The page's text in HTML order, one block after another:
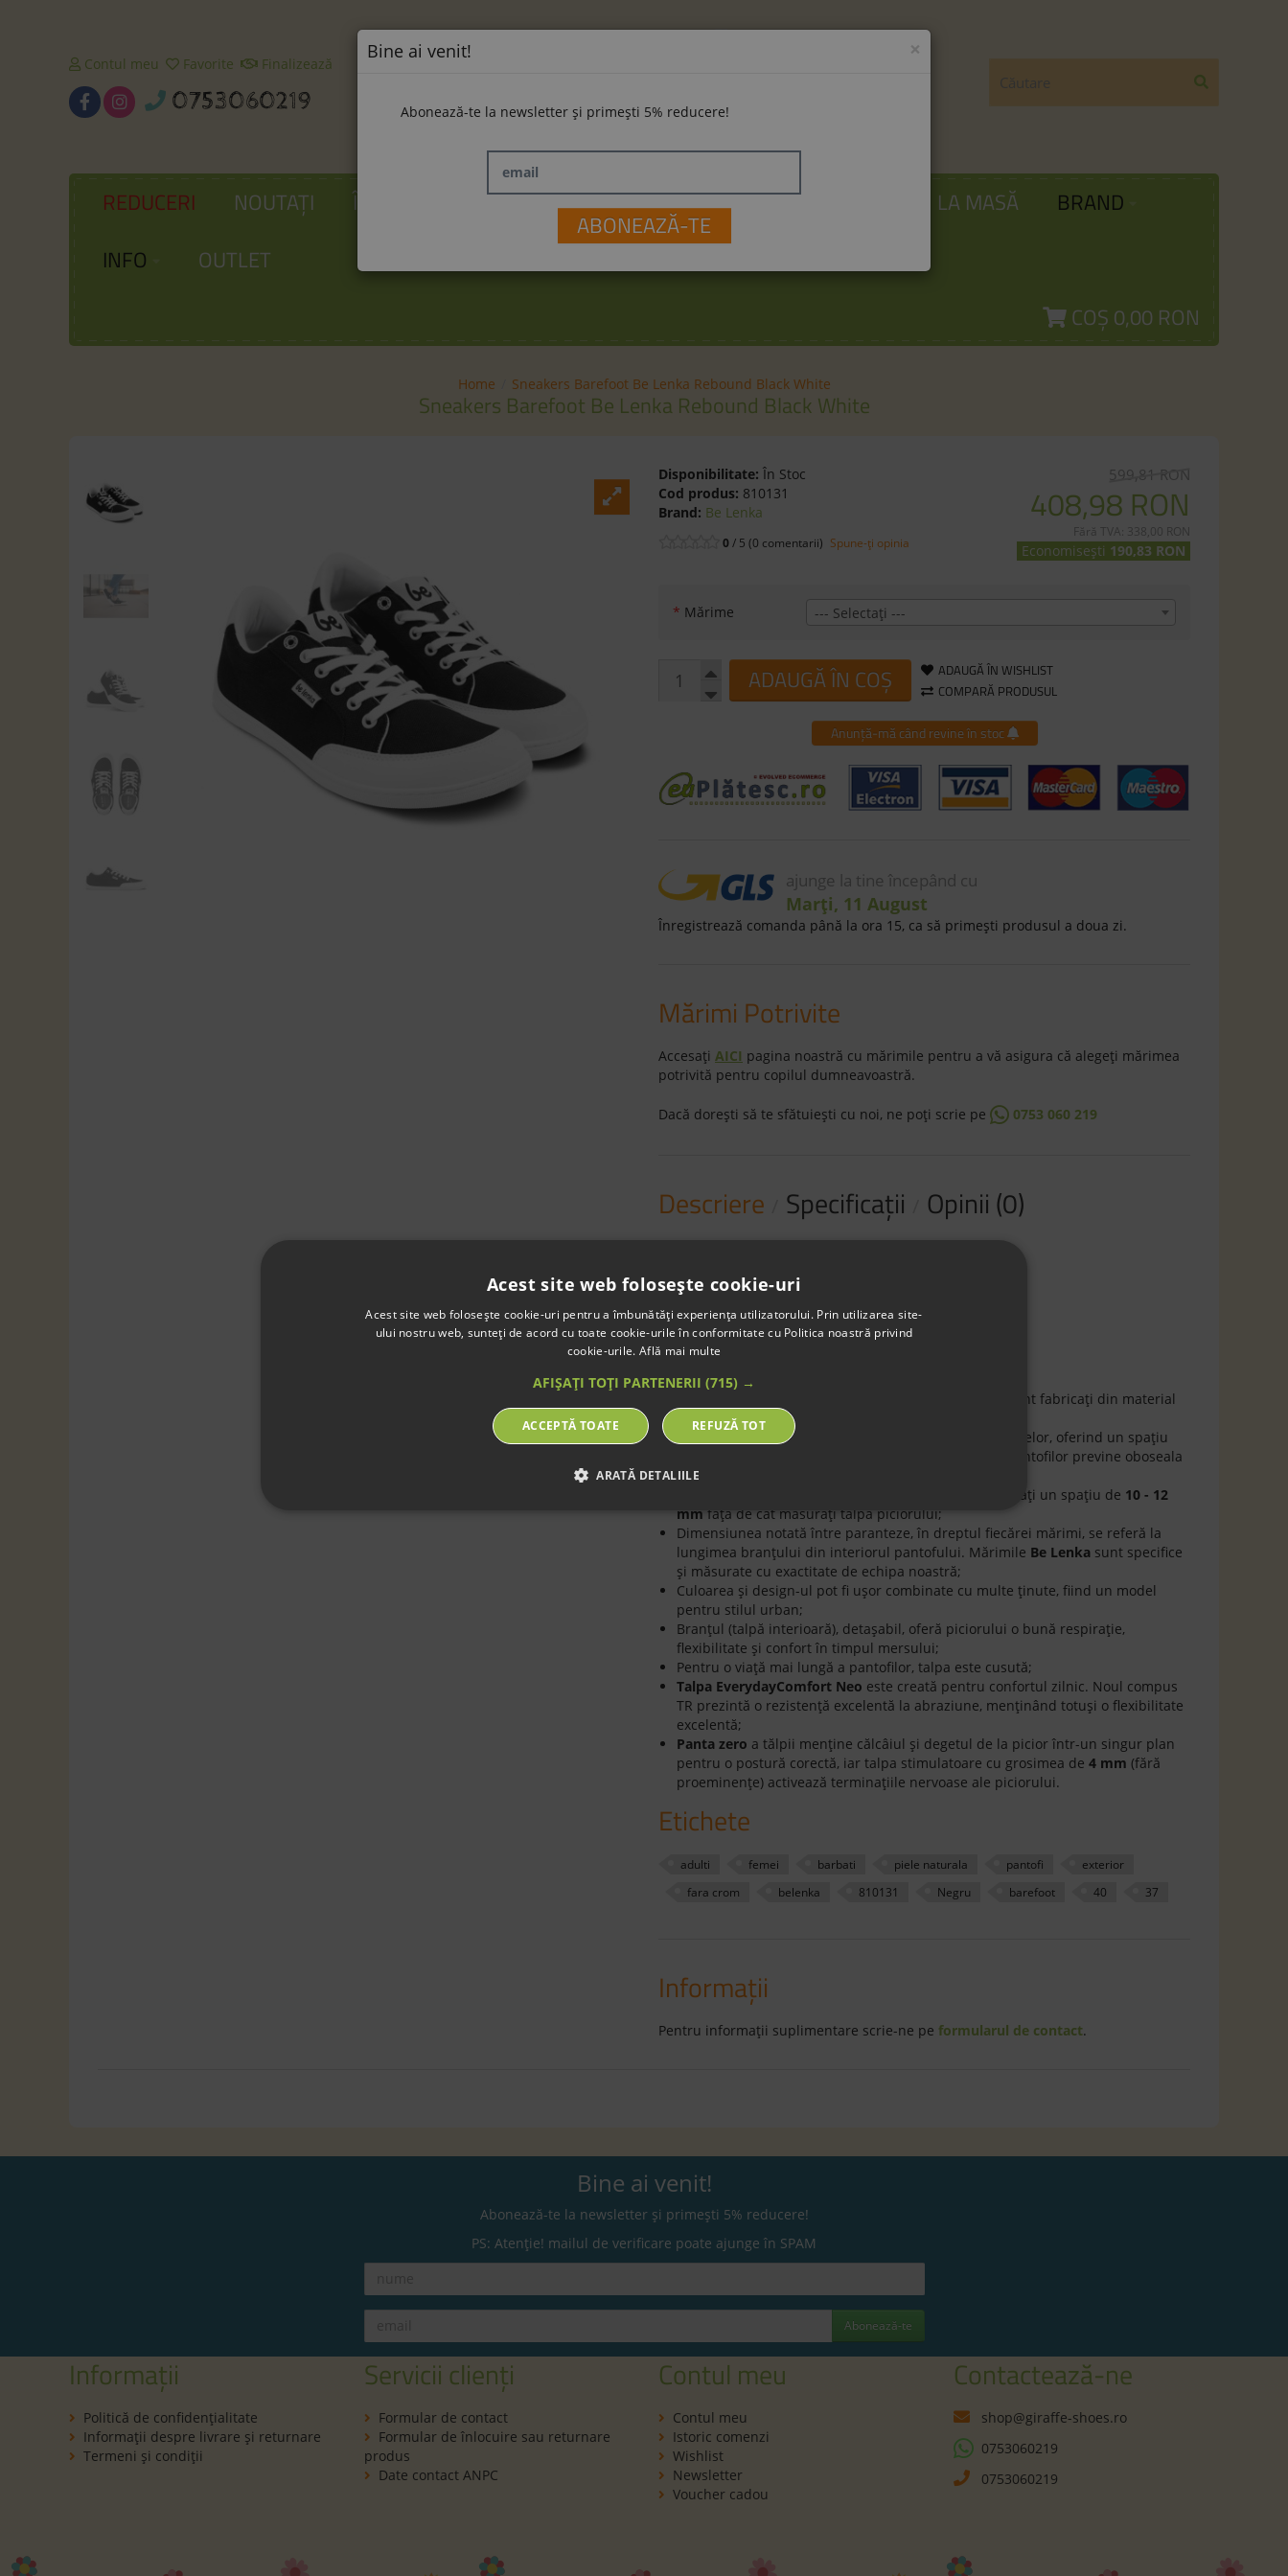
Contul meu Favorite Finalizează
0753060219
REDUCERI NOUTAȚI ÎNCĂLȚĂMINTE LA PLIMBARE JUCĂRII LA MASĂ
BRAND
INFO
OUTLET
COȘ 0,00 RON
Home Sneakers Barefoot Be Lenka Rebound Black White
Sneakers Barefoot Be Lenka Rebound Black White
Disponibilitate: În Stoc
Cod produs: 810131
Brand: Be Lenka
0/ 5 (0 comentarii) Spune-ţi opinia
599,81 RON
408,98 RON
Fără TVA: 338,00 RON
Economisești 190,83 RON
* Mărime --- Selectaţi ---
ADAUGĂ ÎN COȘ
ADAUGĂ ÎN WISHLIST
COMPARĂ PRODUSUL
Anunță-mă când revine în stoc
ajunge la tine începând cu
Marți, 11 August
Înregistrează comanda până la ora 15, ca să primeşti produsul a doua zi.
Mărimi Potrivite
Accesaţi AICI pagina noastră cu mărimile pentru a vă asigura că alegeţi mărimea
potrivită pentru copilul dumneavoastră.
Dacă doreşti să te sfătuieşti cu noi, ne poţi scrie pe 0753 060 219
Descriere Specificaţii Opinii (0)
Interior:material textil, microfibră
Tălpic:detasabil, PU reciclat si bumbac
Producție: Vietnam
sunt fabricaţi din material
textil;
Sneakersii BAREFOOT imită forma anatomică a picioarelor, oferind un spațiu
generos pentru degetele de la picioare. Lejeritatea pantofilor previne oboseala
picioarelor;
. Vă recomandăm să lăsaţi un spaţiu de 10 - 12
mmfaţă de cât măsuraţi talpa piciorului;
Dimensiunea notată între paranteze, în dreptul fiecărei mărimi, se referă la
lungimea branţului din interiorul pantofului. Mărimile Be Lenka sunt specifice
şi măsurate cu exactitate de echipa noastră;
Culoarea şi design-ul pot fi uşor combinate cu multe ţinute, fiind un model
pentru stilul urban;
Branţul (talpă interioară), detaşabil, oferă piciorului o bună respiraţie,
flexibilitate şi confort în timpul mersului;
Pentru o viață mai lungă a pantofilor, talpa este cusută;
Talpa EverydayComfort Neo este creată pentru confortul zilnic. Noul compus
TR prezintă o rezistență excelentă la abraziune, menținând totuși o flexibilitate
excelentă;
Panta zero a tălpii menține călcâiul și degetul de la picior într-un singur plan
pentru o postură corectă, iar talpa stimulatoare cu grosimea de 4 mm (fără
proeminențe) activează terminațiile nervoase ale piciorului.
Etichete
adulti femei barbati piele naturala pantofi
exterior
fara crom
belenka 810131 Negru barefoot 40 37
Informaţii
Pentru informaţii suplimentare scrie-ne pe formularul de contact.
×
Bine ai venit!
Abonează-te la newsletter și primești 5% reducere!
email
ABONEAZĂ-TE
Bine ai venit!
Abonează-te la newsletter și primești 5% reducere!
PS: Atenție! mailul de verificare poate ajunge în SPAM
Abonează-te
Informații
Politică de confidenţialitate
Informaţii despre livrare și returnare
Termeni şi condiţii
Servicii clienți
Formular de contact
Formular de înlocuire sau returnare
produs
Date contact ANPC
Contul meu
Contul meu
Istoric comenzi
Wishlist
Newsletter
Voucher cadou
Contactează-ne
shop@giraffe-shoes.ro
0753060219
0753060219
Acest site web folosește cookie-uri
Acest site web folosește cookie-uri pentru a îmbunătăți experiența utilizatorului. Prin utilizarea site-
ului nostru web, sunteți de acord cu toate cookie-urile în conformitate cu Politica noastră privind
cookie-urile. Află mai multe
AFIȘAȚI TOȚI PARTENERII (715) →
ACCEPTĂ TOATE REFUZĂ TOT
ARATĂ DETALIILE